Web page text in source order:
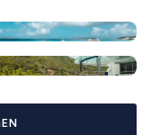
sind im Überfluss
der
auf den
und reichen von
Läden.